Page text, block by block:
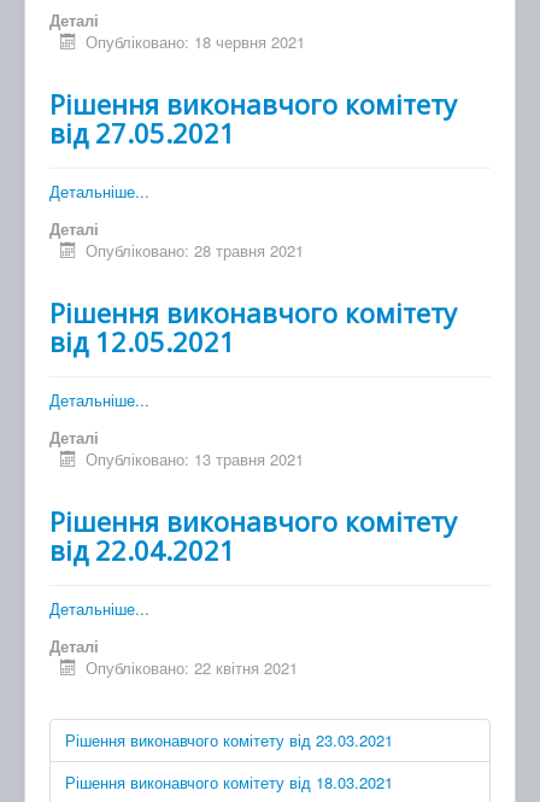
Деталі
Опубліковано: 18 червня 2021
Рішення виконавчого комітету
від 27.05.2021
Детальніше...
Деталі
Опубліковано: 28 травня 2021
Рішення виконавчого комітету
від 12.05.2021
Детальніше...
Деталі
Опубліковано: 13 травня 2021
Рішення виконавчого комітету
від 22.04.2021
Детальніше...
Деталі
Опубліковано: 22 квітня 2021
Рішення виконавчого комітету від 23.03.2021
Рішення виконавчого комітету від 18.03.2021